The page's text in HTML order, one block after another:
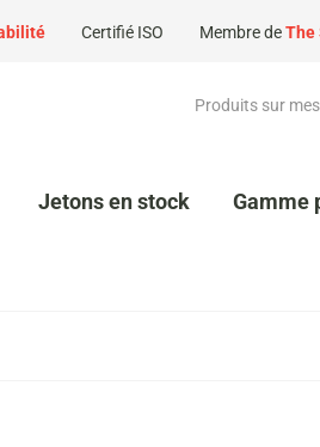
Certifié ISO Membre deThe
Produits sur
Jetons en stock Gamme